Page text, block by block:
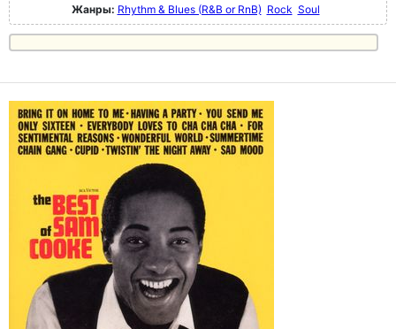
Жанры: Rhythm & Blues (R&B or RnB) Rock Soul